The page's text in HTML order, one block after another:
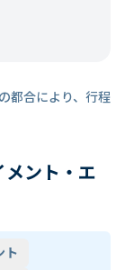
都合により、行程
ント・エ
ト